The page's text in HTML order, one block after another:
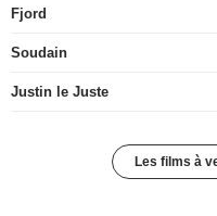
Fjord
Soudain
Justin le Juste
Les films à